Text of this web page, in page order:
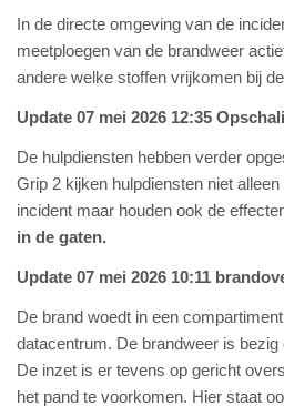
In de directe omgeving van de
meetploegen van de brandweer
andere welke stoffen vrijkomen bij
Update 07 mei 2026 12:35
De hulpdiensten hebben verder
Grip 2 kijken hulpdiensten niet
incident maar houden ook de
in de gaten.
Update 07 mei 2026 10:11
De brand woedt in een
datacentrum. De brandweer is bezig
De inzet is er tevens op gericht
het pand te voorkomen. Hier staat